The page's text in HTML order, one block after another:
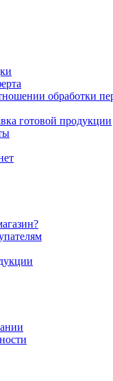
обработки
готовой продукции